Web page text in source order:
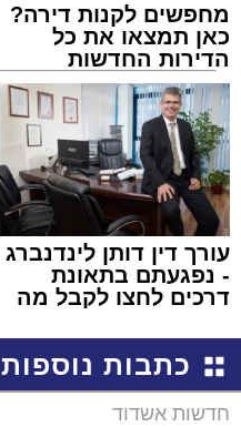
מחפשים לקנות דירה?
כאן תמצאו את כל
הדירות החדשות
למכירה באשדוד >>>
עורך דין דותן לינדנברג
- נפגעתם בתאונת
דרכים לחצו לקבל מה
כתבות נוספות
חדשות אשדוד